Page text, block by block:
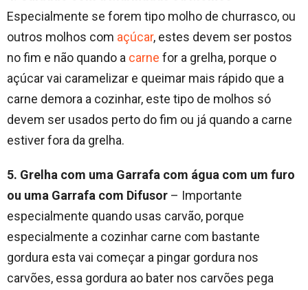
Especialmente se forem tipo molho de churrasco, ou
outros molhos com açúcar, estes devem ser postos
no fim e não quando a carne for a grelha, porque o
açúcar vai caramelizar e queimar mais rápido que a
carne demora a cozinhar, este tipo de molhos só
devem ser usados perto do fim ou já quando a carne
estiver fora da grelha.
5. Grelha com uma Garrafa com água com um furo
ou uma Garrafa com Difusor – Importante
especialmente quando usas carvão, porque
especialmente a cozinhar carne com bastante
gordura esta vai começar a pingar gordura nos
carvões, essa gordura ao bater nos carvões pega